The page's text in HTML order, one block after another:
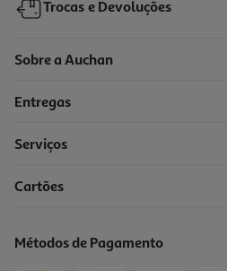
Trocas e Devoluções
Sobre a Auchan
Entregas
Serviços
Cartões
Métodos de Pagamento